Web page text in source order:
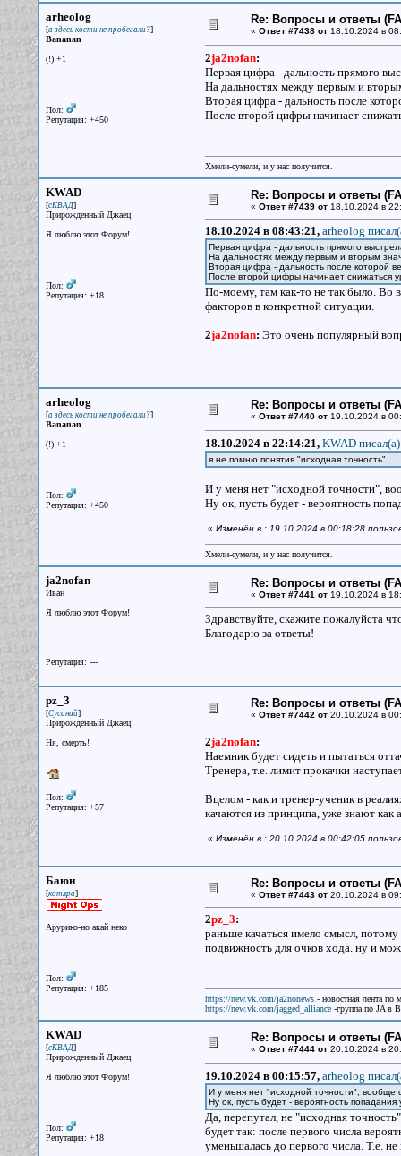
arheolog
[а здесь кости не пробегали?]
Bananan
(!) +1
Пол:
Репутация: +450
Re: Вопросы и ответы
« Ответ #7438 от18.10.2024 в
2ja2nofan:
Первая цифра - дальность прямого
На дальностях между первым и
Вторая цифра - дальность после
После второй цифры начинает
Хмели-сумели, и у нас получится.
KWAD
[сКВАД]
Прирожденный Джаец
Я люблю этот Форум!
Пол:
Репутация: +18
Re: Вопросы и ответы
« Ответ #7439 от18.10.2024 в
18.10.2024 в 08:43:21, arheolog
Первая цифра - дальность прямого
На дальностях между первым и вторым
Вторая цифра - дальность после которой
После второй цифры начинает снижаться
По-моему, там как-то не так было. Во
факторов в конкретной ситуации.
2ja2nofan: Это очень популярный
arheolog
[а здесь кости не пробегали?]
Bananan
(!) +1
Пол:
Репутация: +450
Re: Вопросы и ответы
« Ответ #7440 от19.10.2024 в
18.10.2024 в 22:14:21, KWAD писал(a)
я не помню понятия "исходная точность".
И у меня нет "исходной точности",
Ну ок, пусть будет - вероятность
« Изменён в : 19.10.2024 в 00:18:28
Хмели-сумели, и у нас получится.
ja2nofan
Иван
Я люблю этот Форум!
Репутация: ---
Re: Вопросы и ответы
« Ответ #7441 от19.10.2024 в
Здравствуйте, скажите пожалуйста
Благодарю за ответы!
pz_3
[Сусаний]
Прирожденный Джаец
Ня, смерть!
Пол:
Репутация: +57
Re: Вопросы и ответы
« Ответ #7442 от20.10.2024 в
2ja2nofan:
Наемник будет сидеть и пытаться
Тренера, т.е. лимит прокачки
Вцелом - как и тренер-ученик в
качаются из принципа, уже знают как
« Изменён в : 20.10.2024 в 00:42:05
Баюн
[котяра]
Арурико-но акай неко
Пол:
Репутация: +185
Re: Вопросы и ответы
« Ответ #7443 от20.10.2024 в
2pz_3:
раньше качаться имело смысл,
подвижность для очков хода. ну и
https://new.vk.com/ja2nonews- новостная лента по
https://new.vk.com/jagged_alliance-группа по JA в
KWAD
[сКВАД]
Прирожденный Джаец
Я люблю этот Форум!
Пол:
Репутация: +18
Re: Вопросы и ответы
« Ответ #7444 от20.10.2024 в
19.10.2024 в 00:15:57, arheolog
И у меня нет "исходной точности", вообще
Ну ок, пусть будет - вероятность
Да, перепутал, не "исходная
будет так: после первого числа
уменьшалась до первого числа. Т.е. не